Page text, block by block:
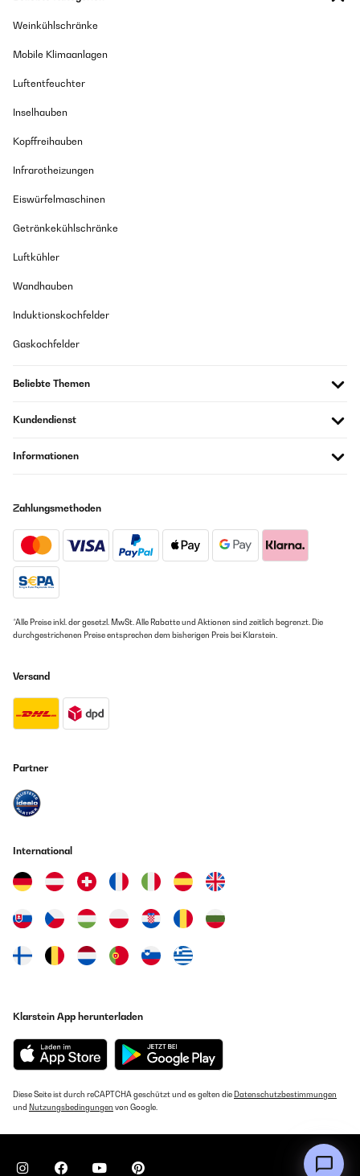
Weinkühlschränke
Mobile Klimaanlagen
Luftentfeuchter
Inselhauben
Kopffreihauben
Infrarotheizungen
Eiswürfelmaschinen
Getränkekühlschränke
Luftkühler
Wandhauben
Induktionskochfelder
Gaskochfelder
Beliebte Themen
Kundendienst
Informationen
Zahlungsmethoden
*Alle Preise inkl. der gesetzl. MwSt. Alle Rabatte und Aktionen sind zeitlich begrenzt. Die
durchgestrichenen Preise entsprechen dem bisherigen Preis bei Klarstein.
Versand
Partner
International
Klarstein App herunterladen
Diese Seite ist durch reCAPTCHA geschützt und es gelten die Datenschutzbestimmungen
und Nutzungsbedingungen von Google.